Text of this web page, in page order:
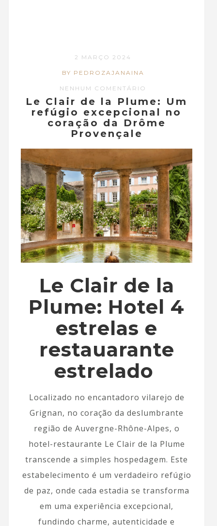
2 MARÇO 2024
BY PEDROZAJANAINA
NENHUM COMENTÁRIO
Le Clair de la Plume: Um
refúgio excepcional no
coração da Drôme
Provençale
Le Clair de la
Plume: Hotel 4
estrelas e
restauarante
estrelado
Localizado no encantadoro vilarejo de
Grignan, no coração da deslumbrante
região de Auvergne-Rhône-Alpes, o
hotel-restaurante Le Clair de la Plume
transcende a simples hospedagem. Este
estabelecimento é um verdadeiro refúgio
de paz, onde cada estadia se transforma
em uma experiência excepcional,
fundindo charme, autenticidade e